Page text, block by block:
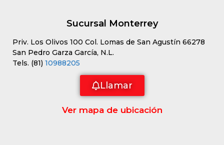
Sucursal Monterrey
Priv. Los Olivos 100 Col. Lomas de San Agustín 66278
San Pedro Garza García, N.L.
Tels. (81) 10988205
Llamar
Ver mapa de ubicación